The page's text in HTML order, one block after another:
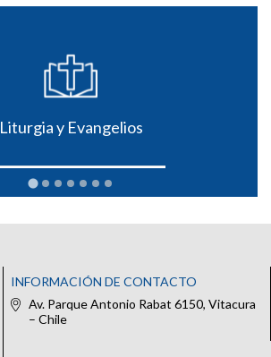
Liturgia y Evangelios
INFORMACIÓN DE CONTACTO
Av. Parque Antonio Rabat 6150, Vitacura
– Chile